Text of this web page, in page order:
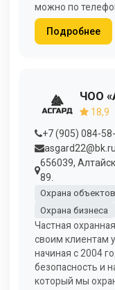
можно по
Подробнее
ЧОО
18,9
+7 (905) 084-
asgard22@bk.ru
656039,
89.
Охрана объектов
Охрана бизнеса
Частная
своим клиентам
начиная с 2004
безопасность и
который мы